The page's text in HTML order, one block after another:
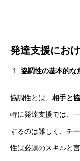
発達支援にお
協調性の基本的な
協調性とは、 相手と
特に発達支援では、
するのは難しく、チ
性は必須のスキルと